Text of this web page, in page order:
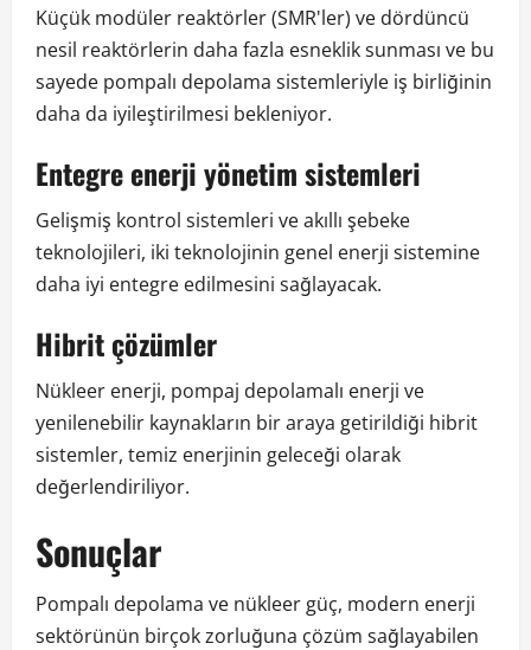
Küçük modüler reaktörler (SMR'ler) ve dördüncü
nesil reaktörlerin daha fazla esneklik sunması ve bu
sayede pompalı depolama sistemleriyle iş birliğinin
daha da iyileştirilmesi bekleniyor.
Entegre enerji yönetim sistemleri
Gelişmiş kontrol sistemleri ve akıllı şebeke
teknolojileri, iki teknolojinin genel enerji sistemine
daha iyi entegre edilmesini sağlayacak.
Hibrit çözümler
Nükleer enerji, pompaj depolamalı enerji ve
yenilenebilir kaynakların bir araya getirildiği hibrit
sistemler, temiz enerjinin geleceği olarak
değerlendiriliyor.
Sonuçlar
Pompalı depolama ve nükleer güç, modern enerji
sektörünün birçok zorluğuna çözüm sağlayabilen